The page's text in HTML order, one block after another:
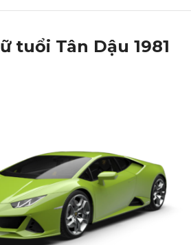
tuổi Tân Dậu 1981